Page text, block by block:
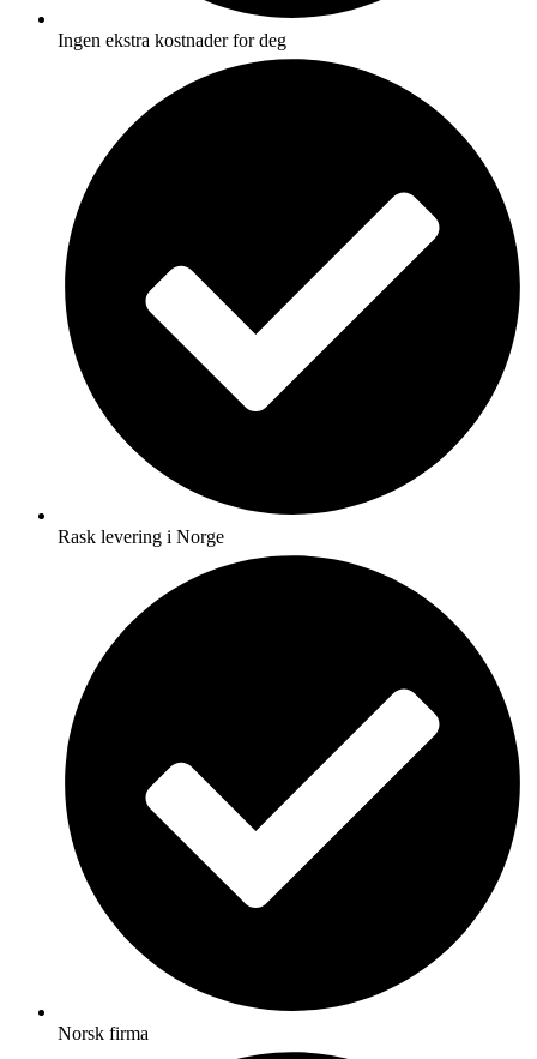
Ingen ekstra kostnader for deg
Rask levering i Norge
Norsk firma